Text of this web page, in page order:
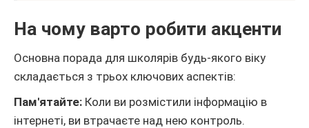
На чому варто робити акценти
Основна порада для школярів будь-якого віку
складається з трьох ключових аспектів:
Пам'ятайте: Коли ви розмістили інформацію в
інтернеті, ви втрачаєте над нею контроль.